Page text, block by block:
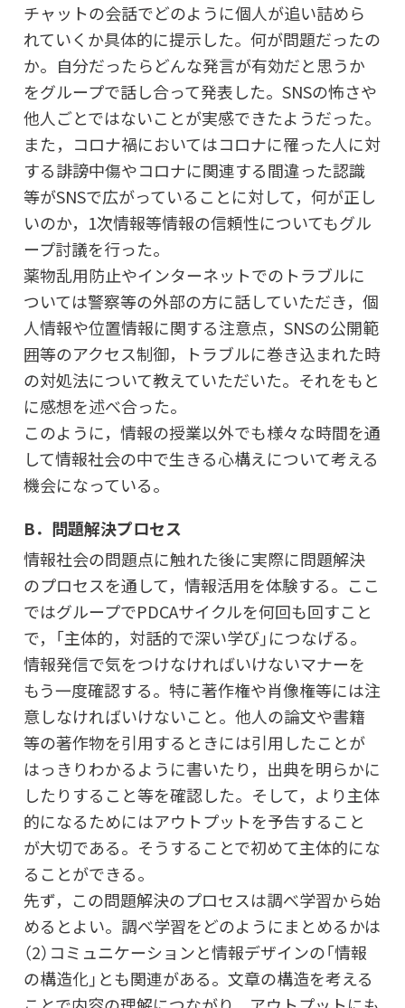
チャットの会話でどのように個人が追い詰めら
れていくか具体的に提示した。何が問題だったの
か。自分だったらどんな発言が有効だと思うか
をグループで話し合って発表した。SNSの怖さや
他人ごとではないことが実感できたようだった。
また，コロナ禍においてはコロナに罹った人に対
する誹謗中傷やコロナに関連する間違った認識
等がSNSで広がっていることに対して，何が正し
いのか，1次情報等情報の信頼性についてもグル
ープ討議を行った。
薬物乱用防止やインターネットでのトラブルに
ついては警察等の外部の方に話していただき，個
人情報や位置情報に関する注意点，SNSの公開範
囲等のアクセス制御，トラブルに巻き込まれた時
の対処法について教えていただいた。それをもと
に感想を述べ合った。
このように，情報の授業以外でも様々な時間を通
して情報社会の中で生きる心構えについて考える
機会になっている。
B．問題解決プロセス
情報社会の問題点に触れた後に実際に問題解決
のプロセスを通して，情報活用を体験する。ここ
ではグループでPDCAサイクルを何回も回すこと
で，「主体的，対話的で深い学び」につなげる。
情報発信で気をつけなければいけないマナーを
もう一度確認する。特に著作権や肖像権等には注
意しなければいけないこと。他人の論文や書籍
等の著作物を引用するときには引用したことが
はっきりわかるように書いたり，出典を明らかに
したりすること等を確認した。そして，より主体
的になるためにはアウトプットを予告すること
が大切である。そうすることで初めて主体的にな
ることができる。
先ず，この問題解決のプロセスは調べ学習から始
めるとよい。調べ学習をどのようにまとめるかは
（2）コミュニケーションと情報デザインの「情報
の構造化」とも関連がある。文章の構造を考える